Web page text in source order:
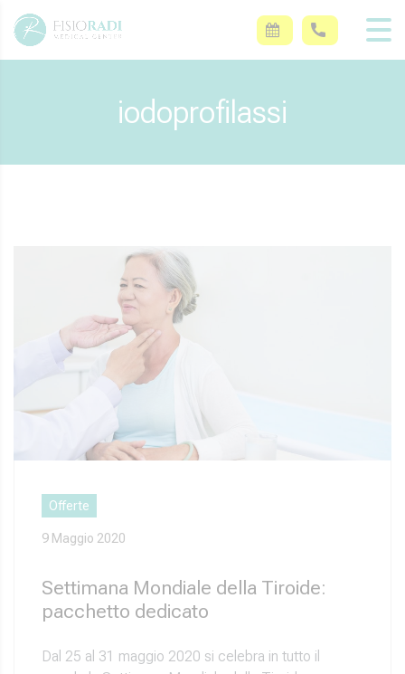
iodoprofilassi
Offerte
9 Maggio 2020
Settimana Mondiale della Tiroide:
pacchetto dedicato
Dal 25 al 31 maggio 2020 si celebra in tutto il